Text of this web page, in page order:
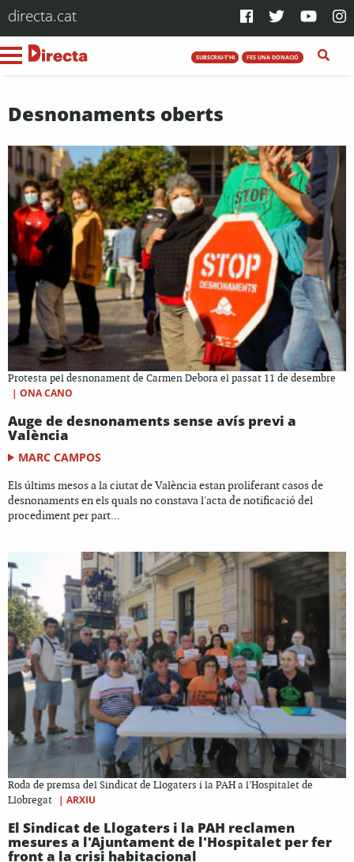
directa.cat
SUBSCRIU-T'HI FES UNA DONACIÓ
Desnonaments oberts
Protesta pel desnonament de Carmen Debora el passat 11 de desembre
| ONA CANO
Auge de desnonaments sense avís previ a
València
MARC CAMPOS
Els últims mesos a la ciutat de València estan proliferant casos de
desnonaments en els quals no constava l'acta de notificació del
procediment per part...
Roda de premsa del Sindicat de Llogaters i la PAH a l'Hospitalet de
Llobregat
| ARXIU
El Sindicat de Llogaters i la PAH reclamen
mesures a l'Ajuntament de l'Hospitalet per fer
front a la crisi habitacional